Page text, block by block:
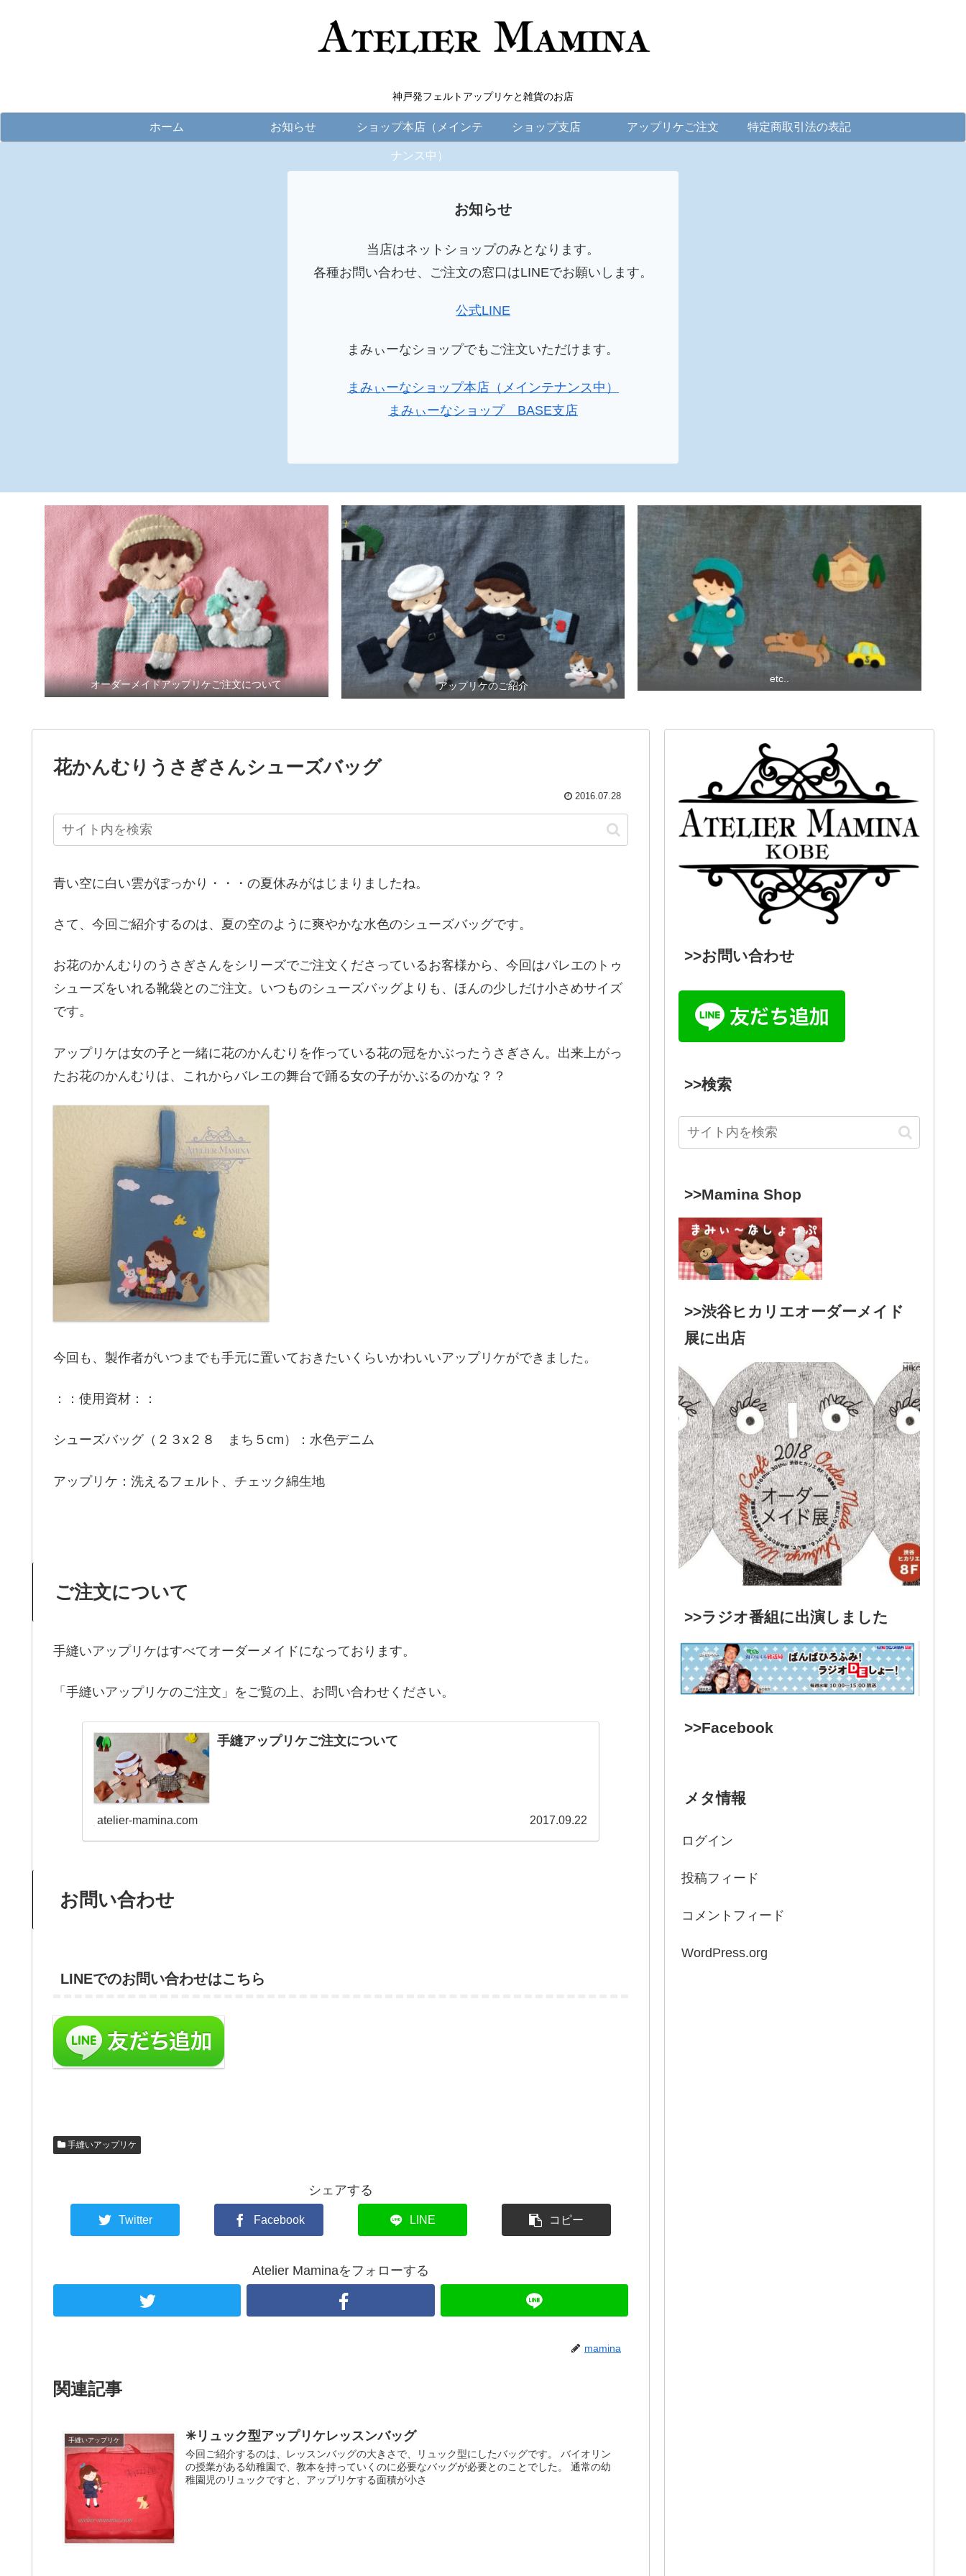
神戸発フェルトアップリケと雑貨のお店
ホーム お知らせ ショップ本店（メインテ
ナンス中）
ショップ支店 アップリケご注文 特定商取引法の表記
お知らせ
当店はネットショップのみとなります。
各種お問い合わせ、ご注文の窓口はLINEでお願いします。
公式LINE
まみぃーなショップでもご注文いただけます。
まみぃーなショップ本店（メインテナンス中）
まみぃーなショップ BASE支店
オーダーメイドアップリケご注文について アップリケのご紹介
etc..
花かんむりうさぎさんシューズバッグ
2016.07.28
青い空に白い雲がぽっかり・・・の夏休みがはじまりましたね。
さて、今回ご紹介するのは、夏の空のように爽やかな水色のシューズバッグです。
お花のかんむりのうさぎさんをシリーズでご注文くださっているお客様から、今回はバレエのトゥ
シューズをいれる靴袋とのご注文。いつものシューズバッグよりも、ほんの少しだけ小さめサイズ
です。
アップリケは女の子と一緒に花のかんむりを作っている花の冠をかぶったうさぎさん。出来上がっ
たお花のかんむりは、これからバレエの舞台で踊る女の子がかぶるのかな？？
今回も、製作者がいつまでも手元に置いておきたいくらいかわいいアップリケができました。
：：使用資材：：
シューズバッグ（２３x２８ まち５cm）：水色デニム
アップリケ：洗えるフェルト、チェック綿生地
ご注文について
手縫いアップリケはすべてオーダーメイドになっております。
「手縫いアップリケのご注文」をご覧の上、お問い合わせください。
手縫アップリケご注文について
atelier-mamina.com 2017.09.22
お問い合わせ
LINEでのお問い合わせはこちら
手縫いアップリケ
シェアする
Twitter Facebook LINE コピー
Atelier Maminaをフォローする
mamina
関連記事
手縫いアップリケ ✳︎リュック型アップリケレッスンバッグ
今回ご紹介するのは、レッスンバッグの大きさで、リュック型にしたバッグです。 バイオリン
の授業がある幼稚園で、教本を持っていくのに必要なバッグが必要とのことでした。 通常の幼
稚園児のリュックですと、アップリケする面積が小さ
>>お問い合わせ
>>検索
>>Mamina Shop
>>渋谷ヒカリエオーダーメイド
展に出店
>>ラジオ番組に出演しました
>>Facebook
メタ情報
ログイン
投稿フィード
コメントフィード
WordPress.org